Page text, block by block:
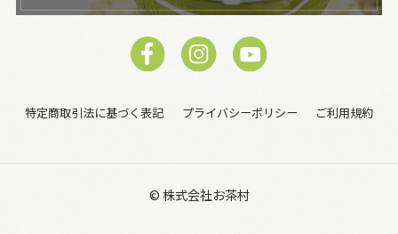
特定商取引法に基づく表記 プライバシーポリシー ご利用規約
© 株式会社お茶村